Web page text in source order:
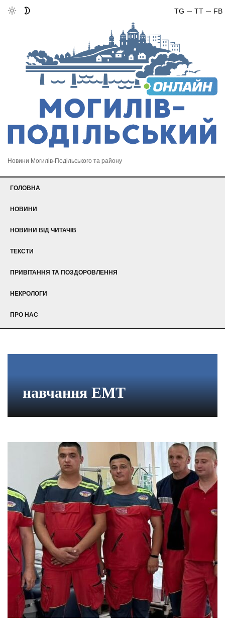
FB
TT
TG
Новини Могилів-Подільського та району
ГОЛОВНА
НОВИНИ
НОВИНИ ВІД ЧИТАЧІВ
ТЕКСТИ
ПРИВІТАННЯ ТА ПОЗДОРОВЛЕННЯ
НЕКРОЛОГИ
ПРО НАС
навчання ЕМТ